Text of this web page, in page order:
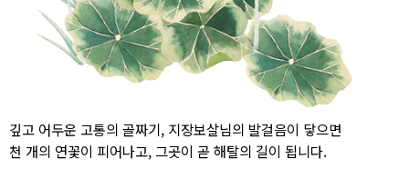
깊고 어두운 고통의 골짜기, 지장보살님의 발걸음이 닿으면
천 개의 연꽃이 피어나고, 그곳이 곧 해탈의 길이 됩니다.